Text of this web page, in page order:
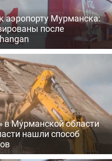
аэропорту Мурманска:
после
в Мурманской области
нашли способ